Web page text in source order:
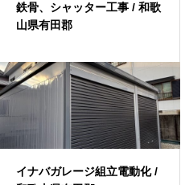
鉄骨、シャッター工事 / 和歌
山県有田郡
イナバガレージ組立電動化 /